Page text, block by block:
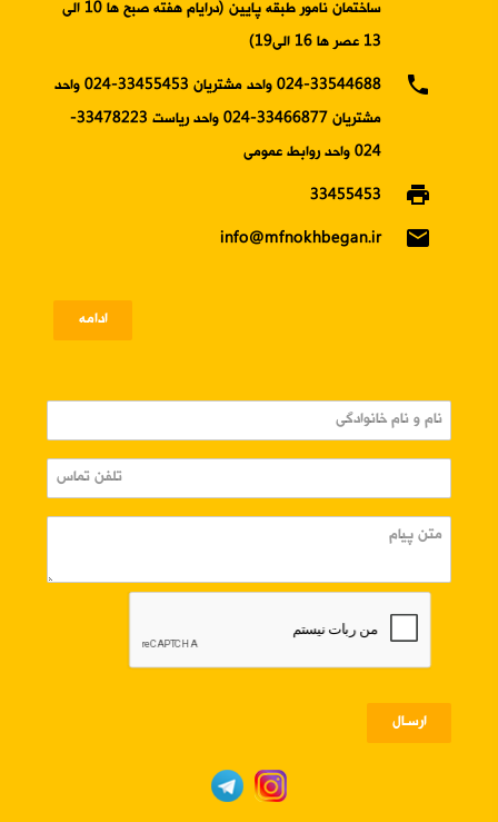
ساختمان نامور طبقه پایین (درایام هفته صبح ها 10 الی
13 عصر ها 16 الی19)
phone
024-33544688 واحد مشتریان 33455453-024 واحد
مشتریان 33466877-024 واحد ریاست 33478223-
024 واحد روابط عمومی
print
33455453
email
info@mfnokhbegan.ir
ادامه
ارسـال